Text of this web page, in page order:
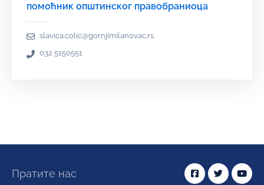
помоћник општинског правобраниоца
slavica.colic@gornjimilanovac.rs
032 5150551
Пратите нас